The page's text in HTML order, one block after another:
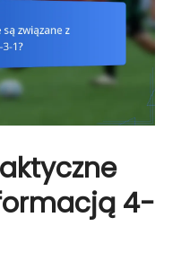
4-